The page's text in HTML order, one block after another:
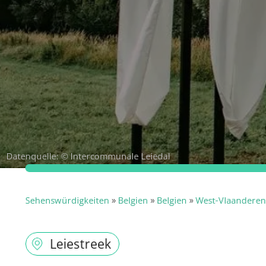
Datenquelle:© Intercommunale Leiedal
Sehenswürdigkeiten » Belgien » Belgien » West-Vlaanderen
Leiestreek